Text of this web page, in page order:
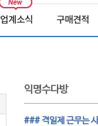
업계소식 구매견적
익명수다방
### 격일제 근무는